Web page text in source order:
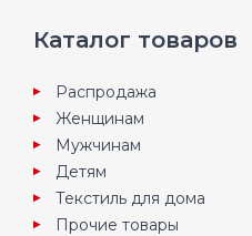
Каталог товаров
Распродажа
Женщинам
Мужчинам
Детям
Текстиль для дома
Прочие товары